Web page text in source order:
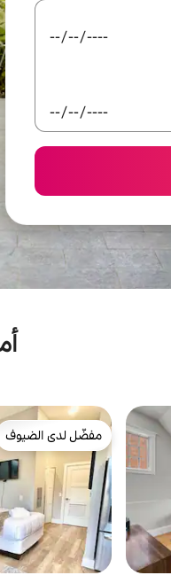
مفضّل لدى الضيوف
مفضّل لدى الضيوف